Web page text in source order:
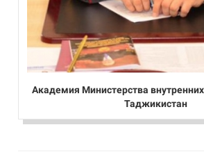
Академия Министерства
Таджикистан